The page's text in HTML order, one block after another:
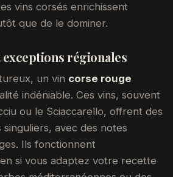
vins corsés enrichissent
que de le dominer.
exceptions régionales
un vin corse rouge
indéniable. Ces vins, souvent
ou le Sciaccarello, offrent des
avec des notes
Ils fonctionnent
si vous adaptez votre recette